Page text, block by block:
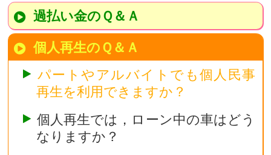
過払い金のＱ＆Ａ
個人再生のＱ＆Ａ
パートやアルバイトでも個人民事
再生を利用できますか？
個人再生では，ローン中の車はどう
なりますか？